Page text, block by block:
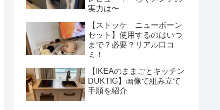
実力は〜
【ストッケ ニューボーン
セット】使用するのはいつ
まで？必要？リアル口コ
ミ！
【IKEAのままごとキッチン
DUKTIG】画像で組み立て
手順を紹介